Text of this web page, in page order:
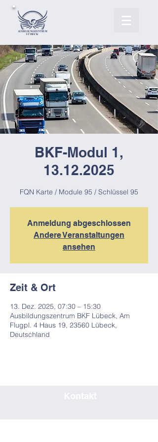
BKF-Modul 1,
13.12.2025
FQN Karte / Module 95 / Schlüssel 95
Anmeldung abgeschlossen
Andere Veranstaltungen
ansehen
Zeit & Ort
13. Dez. 2025, 07:30 – 15:30
Ausbildungszentrum BKF Lübeck, Am
Flugpl. 4 Haus 19, 23560 Lübeck,
Deutschland